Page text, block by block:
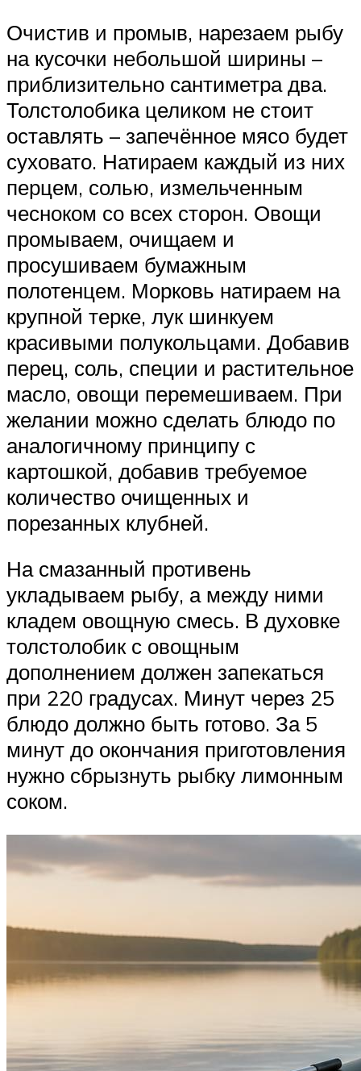
Очистив и промыв, нарезаем рыбу
на кусочки небольшой ширины –
приблизительно сантиметра два.
Толстолобика целиком не стоит
оставлять – запечённое мясо будет
суховато. Натираем каждый из них
перцем, солью, измельченным
чесноком со всех сторон. Овощи
промываем, очищаем и
просушиваем бумажным
полотенцем. Морковь натираем на
крупной терке, лук шинкуем
красивыми полукольцами. Добавив
перец, соль, специи и растительное
масло, овощи перемешиваем. При
желании можно сделать блюдо по
аналогичному принципу с
картошкой, добавив требуемое
количество очищенных и
порезанных клубней.
На смазанный противень
укладываем рыбу, а между ними
кладем овощную смесь. В духовке
толстолобик с овощным
дополнением должен запекаться
при 220 градусах. Минут через 25
блюдо должно быть готово. За 5
минут до окончания приготовления
нужно сбрызнуть рыбку лимонным
соком.